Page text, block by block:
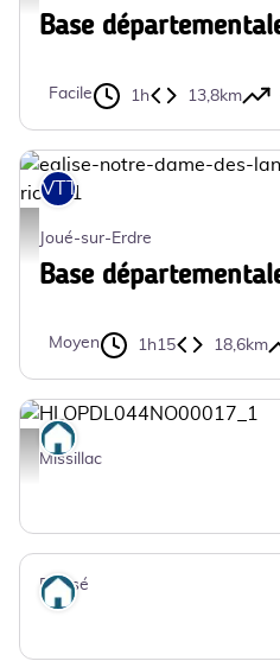
Facile 1h 13,8km
eglise-notre-dame-des-langueurs-
VTT
Joué-sur-Erdre
Moyen 1h15 18,6km
HLOPDL044NO00017_1 -
Missillac
Où dormir
Plessé